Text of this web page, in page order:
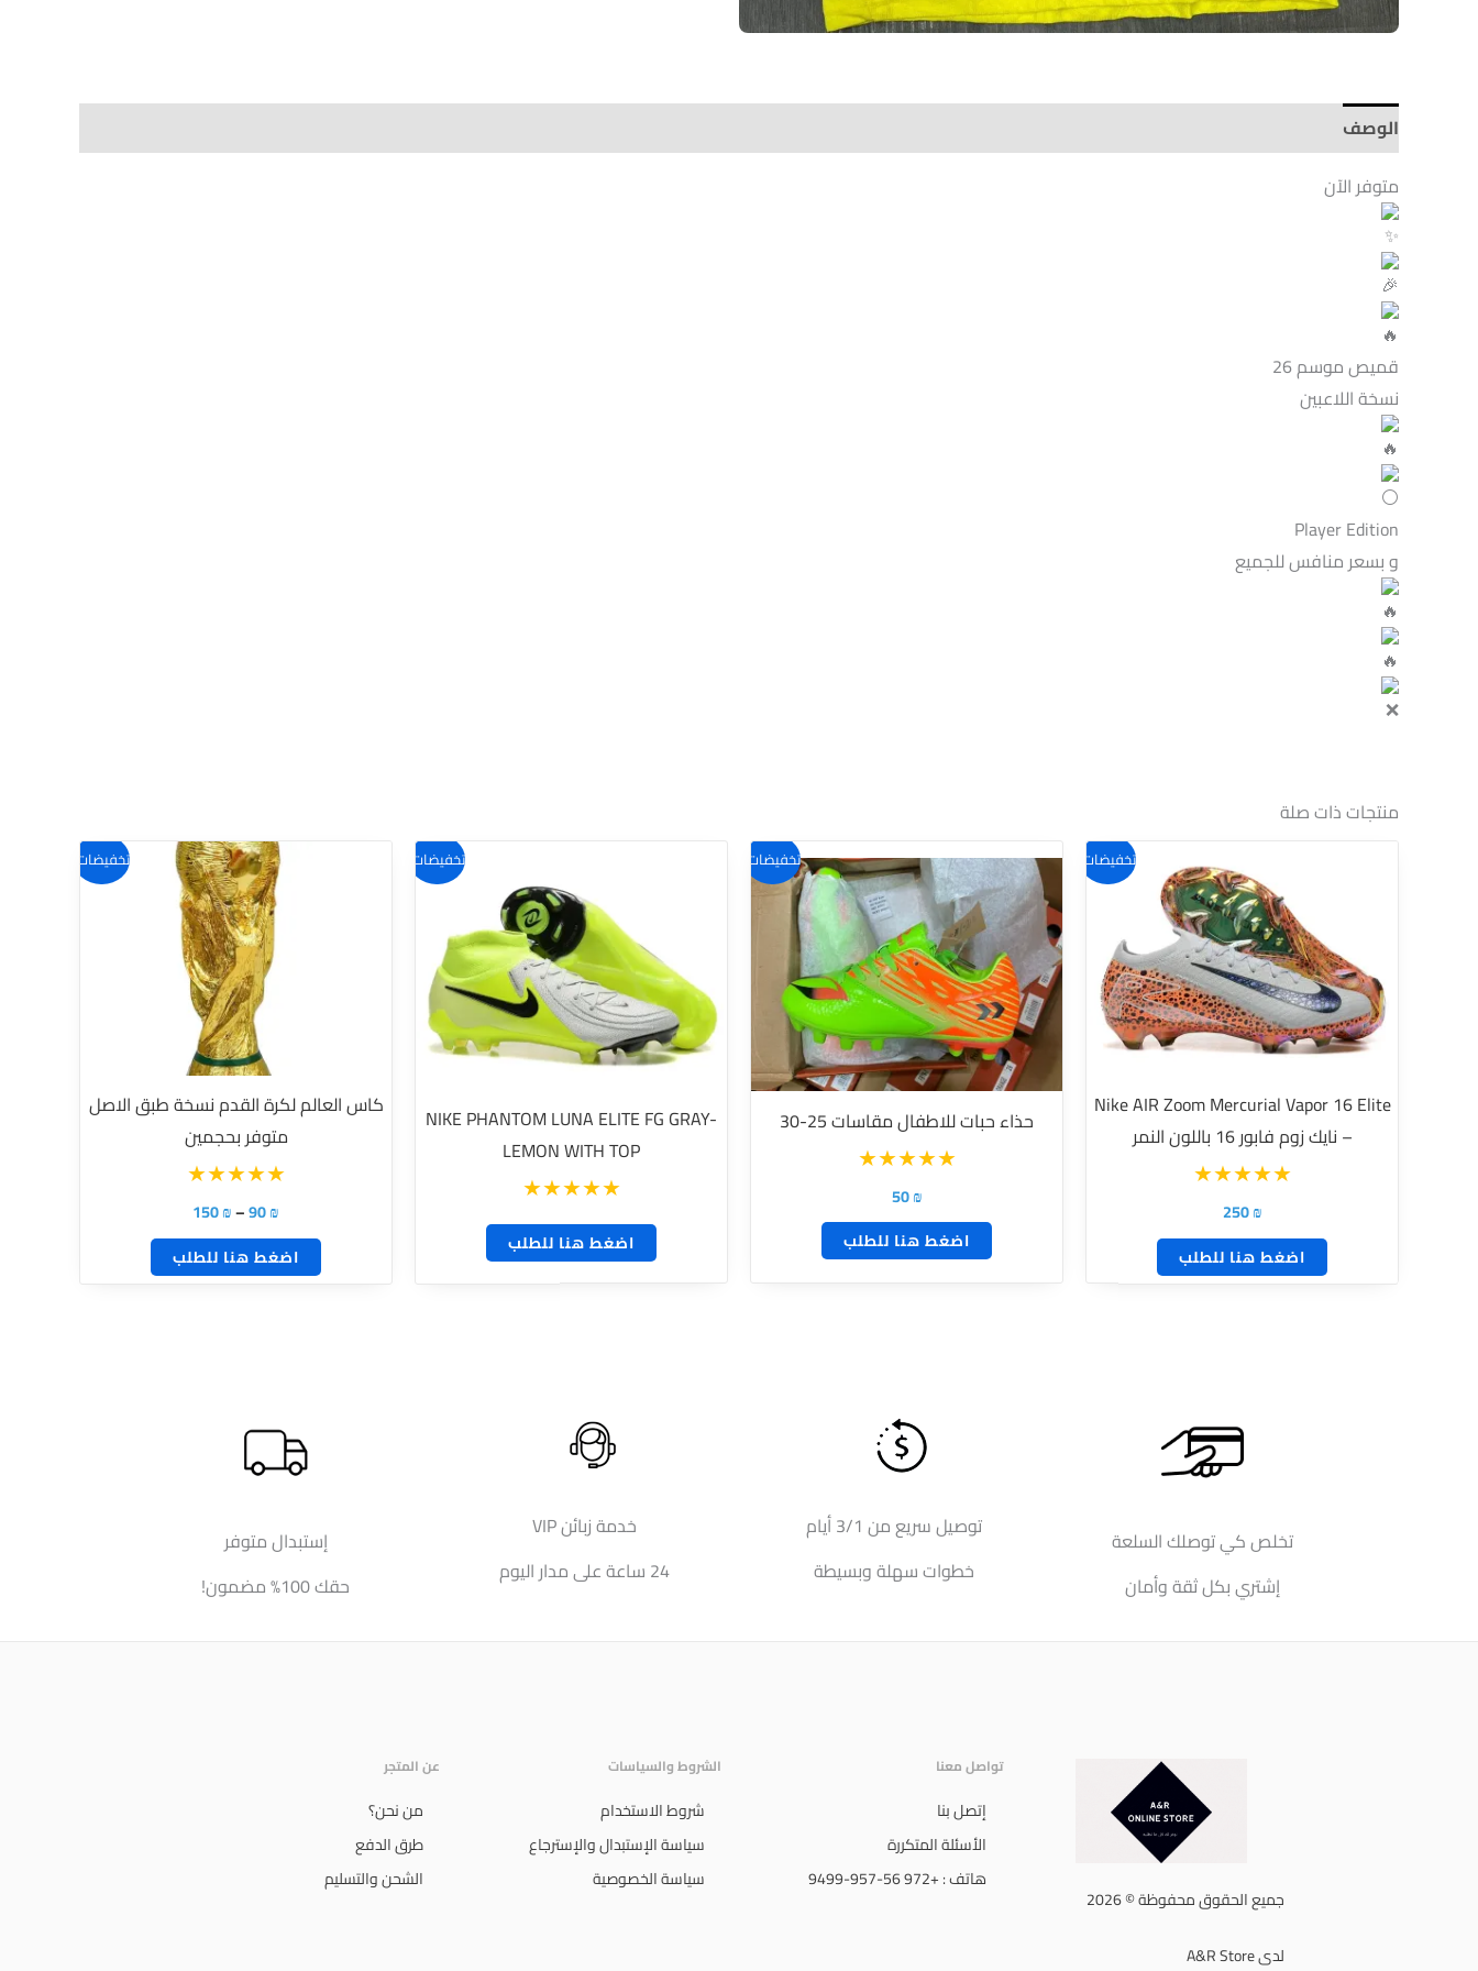
الوصف
متوفر الآن
قميصموسم 26
نسخة اللاعبين
Player Edition
و بسعر منافس للجميع
منتجات ذات صلة
تخفيضات!
Nike AIR Zoom Mercurial Vapor 16 Elite
– نايك زوم فابور 16 باللون النمر
250₪
اضغط هنا للطلب
العديد
من
الأشكال
المختلفة
لهذا
المنتج.
اختيار
الخيارات
على
صفحة
المنتج
تخفيضات!
حذاء حبات للاطفال مقاسات 25-30
50₪
اضغط هنا للطلب
هناك
العديد
من
الأشكال
المختلفة
لهذا
المنتج.
يمكن
اختيار
الخيارات
على
صفحة
المنتج
تخفيضات!
NIKE PHANTOM LUNA ELITE FG GRAY-
LEMON WITH TOP
اضغط هنا للطلب
تخفيضات!
كاس العالم لكرة القدم نسخة طبق الاصل
متوفر بحجمين
90₪
–
150₪
اضغط هنا للطلب
هناك
العديد
من
الأشكال
المختلفة
لهذا
المنتج.
يمكن
اختيار
الخيارات
على
صفحة
المنتج
تخلص كي توصلك السلعة
إشتري بكل ثقة وأمان
توصيل سريع من 3/1 أيام
خطوات سهلة وبسيطة
خدمة زبائن VIP
24 ساعة على مدار اليوم
إستبدال متوفر
حقك 100% مضمون!
جميع الحقوق محفوظة © 2026
لدى A&R Store
تواصل معنا
إتصل بنا
الأسئلة المتكررة
هاتف : +972 56-957-9499
الشروط والسياسات
شروط الاستخدام
سياسة الإستبدال والإسترجاع
سياسة الخصوصية
عن المتجر
من نحن؟
طرق الدفع
الشحن والتسليم